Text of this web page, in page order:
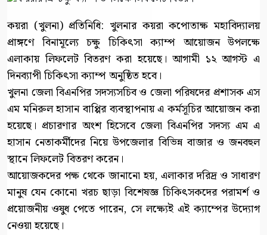
কয়রা (খুলনা) প্রতিনিধি: খুলনার কয়রা কপোতাক্ষ মহাবিদ্যালয়
প্রাঙ্গণে বিনামূল্যে চক্ষু চিকিৎসা ক্যাম্প আয়োজন উপলক্ষে
এলাকায় লিফলেট বিতরণ করা হয়েছে। আগামী ১২ আগস্ট এ
দিনব্যাপী চিকিৎসা ক্যাম্প অনুষ্ঠিত হবে।
খুলনা জেলা বিএনপির সদস্যসচিব ও জেলা পরিষদের প্রশাসক এস
এম মনিরুল হাসান বাপ্পির ব্যবস্থাপনায় এ কর্মসূচির আয়োজন করা
হয়েছে। প্রচারণার অংশ হিসেবে জেলা বিএনপির সদস্য এম এ
হাসান নেতাকর্মীদের নিয়ে উপজেলার বিভিন্ন বাজার ও জনবহুল
স্থানে লিফলেট বিতরণ করেন।
আয়োজকদের পক্ষ থেকে জানানো হয়, এলাকার দরিদ্র ও সাধারণ
মানুষ যেন কোনো খরচ ছাড়া বিশেষজ্ঞ চিকিৎসকদের পরামর্শ ও
প্রয়োজনীয় ওষুধ পেতে পারেন, সে লক্ষ্যেই এই ক্যাম্পের উদ্যোগ
নেওয়া হয়েছে।